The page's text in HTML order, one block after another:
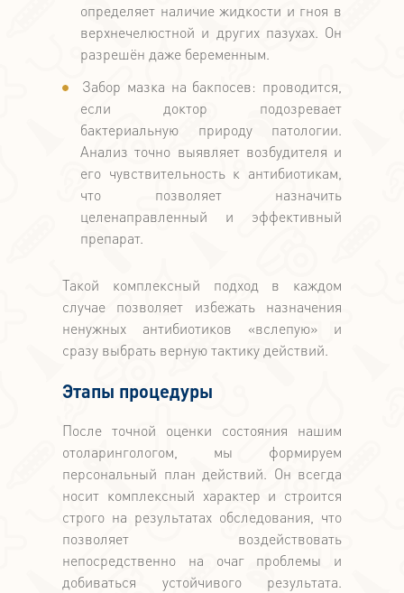
определяет наличие жидкости и гноя в
верхнечелюстной и других пазухах. Он
разрешён даже беременным.
Забор мазка на бакпосев: проводится,
если доктор подозревает
бактериальную природу патологии.
Анализ точно выявляет возбудителя и
его чувствительность к антибиотикам,
что позволяет назначить
целенаправленный и эффективный
препарат.
Такой комплексный подход в каждом
случае позволяет избежать назначения
ненужных антибиотиков «вслепую» и
сразу выбрать верную тактику действий.
Этапы процедуры
После точной оценки состояния нашим
отоларингологом, мы формируем
персональный план действий. Он всегда
носит комплексный характер и строится
строго на результатах обследования, что
позволяет воздействовать
непосредственно на очаг проблемы и
добиваться устойчивого результата.